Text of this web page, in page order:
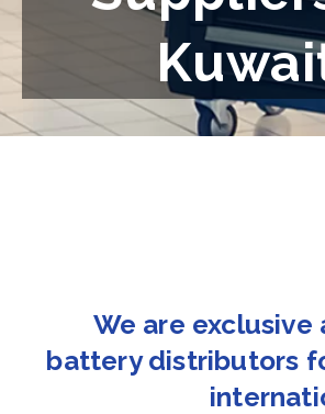
We are
battery distributors